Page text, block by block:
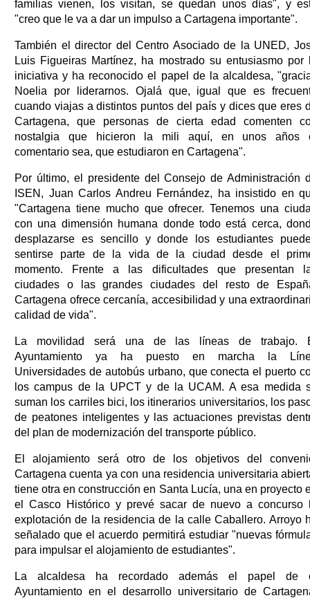
familias vienen, los visitan, se quedan unos días", y
"creo que le va a dar un impulso a Cartagena importante".
También el director del Centro Asociado de la UNED,
Luis Figueiras Martínez, ha mostrado su entusiasmo por
iniciativa y ha reconocido el papel de la alcaldesa,
Noelia por liderarnos. Ojalá que, igual que es
cuando viajas a distintos puntos del país y dices que eres
Cartagena, que personas de cierta edad comenten
nostalgia que hicieron la mili aquí, en unos años
comentario sea, que estudiaron en Cartagena".
Por último, el presidente del Consejo de Administración
ISEN, Juan Carlos Andreu Fernández, ha insistido en
"Cartagena tiene mucho que ofrecer. Tenemos una
con una dimensión humana donde todo está cerca,
desplazarse es sencillo y donde los estudiantes
sentirse parte de la vida de la ciudad desde el
momento. Frente a las dificultades que presentan
ciudades o las grandes ciudades del resto de
Cartagena ofrece cercanía, accesibilidad y una
calidad de vida".
La movilidad será una de las líneas de trabajo.
Ayuntamiento ya ha puesto en marcha la
Universidades de autobús urbano, que conecta el puerto
los campus de la UPCT y de la UCAM. A esa medida
suman los carriles bici, los itinerarios universitarios, los
de peatones inteligentes y las actuaciones previstas
del plan de modernización del transporte público.
El alojamiento será otro de los objetivos del
Cartagena cuenta ya con una residencia universitaria
tiene otra en construcción en Santa Lucía, una en proyecto
el Casco Histórico y prevé sacar de nuevo a concurso
explotación de la residencia de la calle Caballero. Arroyo
señalado que el acuerdo permitirá estudiar "nuevas
para impulsar el alojamiento de estudiantes".
La alcaldesa ha recordado además el papel de
Ayuntamiento en el desarrollo universitario de